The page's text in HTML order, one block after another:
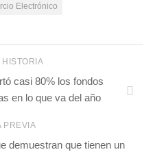
Electrónico
HISTORIA
casi 80% los fondos
en lo que va del año
PREVIA
demuestran que tienen un